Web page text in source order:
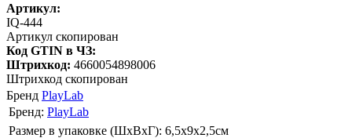
Артикул:
IQ-444
Артикул скопирован
Код GTIN в ЧЗ:
Штрихкод: 4660054898006
Штрихкод скопирован
Бренд PlayLab
Бренд: PlayLab
Размер в упаковке (ШхВxГ): 6,5х9х2,5cм